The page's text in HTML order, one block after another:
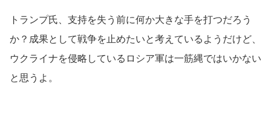
トランプ氏、支持を失う前に何か大きな手を打つだろう
か？成果として戦争を止めたいと考えているようだけど、
ウクライナを侵略しているロシア軍は一筋縄ではいかない
と思うよ。